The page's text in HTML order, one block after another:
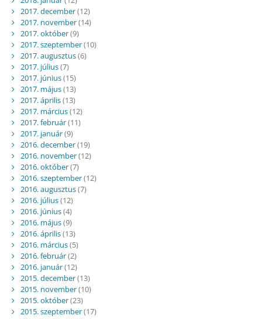
2017. december(12)
2017. november(14)
2017. október(9)
2017. szeptember(10)
2017. augusztus(6)
2017. július(7)
2017. június(15)
2017. május(13)
2017. április(13)
2017. március(12)
2017. február(11)
2017. január(9)
2016. december(19)
2016. november(12)
2016. október(7)
2016. szeptember(12)
2016. augusztus(7)
2016. július(12)
2016. június(4)
2016. május(9)
2016. április(13)
2016. március(5)
2016. február(2)
2016. január(12)
2015. december(13)
2015. november(10)
2015. október(23)
2015. szeptember(17)